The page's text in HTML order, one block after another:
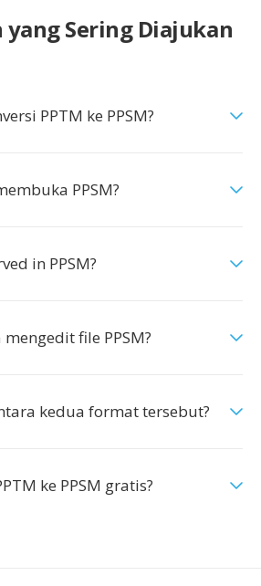
yang Sering Diajukan
PPTM ke PPSM?
PPSM?
in PPSM?
file PPSM?
kedua format tersebut?
ke PPSM gratis?